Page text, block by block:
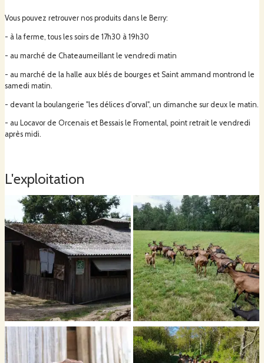
avons fait une sélection de produits de producteurs voisins, tous
soucieux de faire des produits de qualité avec une dimension
écologique et naturelle.
Vous pouvez retrouver nos produits dans le Berry:
- à la ferme, tous les soirs de 17h30 à 19h30
- au marché de Chateaumeillant le vendredi matin
- au marché de la halle aux blés de bourges et Saint ammand montrond le
samedi matin.
- devant la boulangerie "les délices d'orval", un dimanche sur deux le matin.
- au Locavor de Orcenais et Bessais le Fromental, point retrait le vendredi
après midi.
L'exploitation